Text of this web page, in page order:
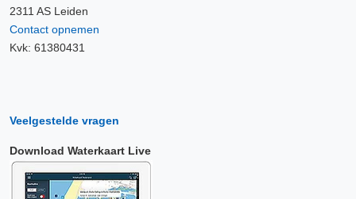
2311 AS Leiden
Contact opnemen
Kvk: 61380431
Veelgestelde vragen
Download Waterkaart Live